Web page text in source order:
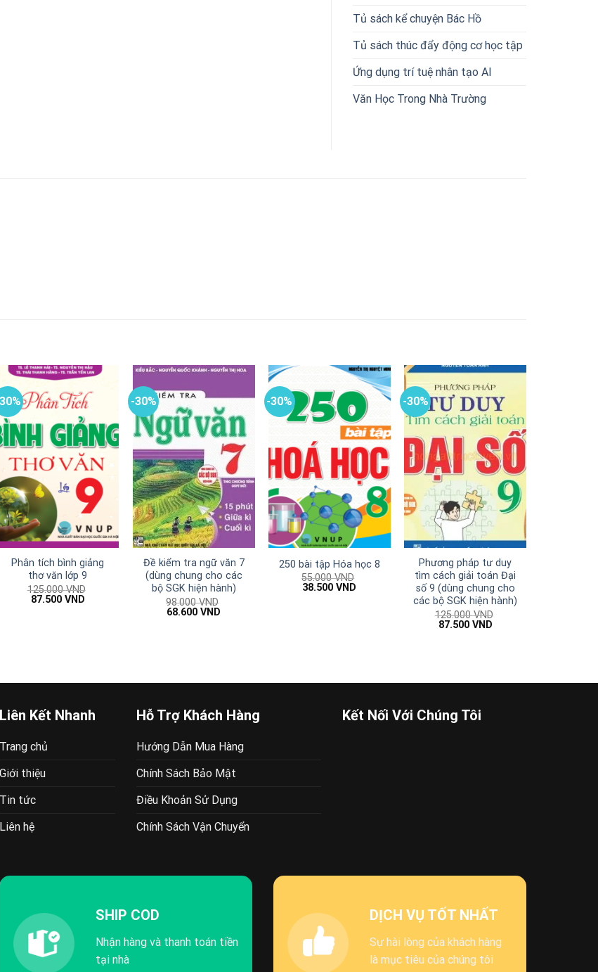
Tủ sách kể chuyện Bác Hồ
Tủ sách thúc đẩy động cơ học tập
Ứng dụng trí tuệ nhân tạo AI
Văn Học Trong Nhà Trường
Phân tích bình giảng
thơ văn lớp 9
125.000VND
Giá
87.500 VNDGiá
-30%
Đề kiểm tra ngữ văn 7
(dùng chung cho các
bộ SGK hiện hành)
98.000VND
Giá
68.600VND
-30%
250 bài tập Hóa học 8
55.000VND
Giá
38.500VND
-30%
Phương pháp tư duy
tìm cách giải toán Đại
số 9 (dùng chung cho
các bộ SGK hiện hành)
125.000VND
Giá
87.500 VNDGiá
Liên Kết Nhanh
Trang chủ
Giới thiệu
Tin tức
Liên hệ
Hỗ Trợ Khách Hàng
Hướng Dẫn Mua Hàng
Chính Sách Bảo Mật
Điều Khoản Sử Dụng
Chính Sách Vận Chuyển
Kết Nối Với Chúng Tôi
SHIP COD
Nhận hàng và thanh toán tiền
tại nhà
DỊCH VỤ TỐT NHẤT
Sự hài lòng của khách hàng
là mục tiêu của chúng tôi